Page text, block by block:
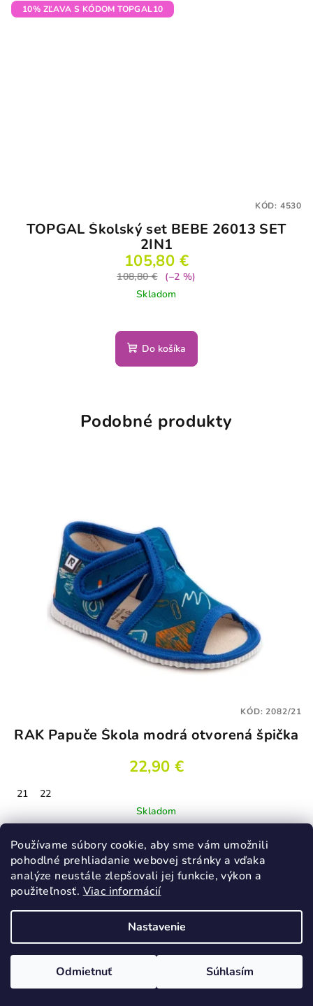
Používame súbory cookie, aby sme vám umožnili
pohodlné prehliadanie webovej stránky a vďaka
analýze neustále zlepšovali jej funkcie, výkon a
použiteľnosť. Viac informácií
Nastavenie
Odmietnuť Súhlasím
10% ZĽAVA S KÓDOM TOPGAL10
TOPGAL Školský set BEBE 26013 SET
2IN1
105,80 €
108,80 €
(–2 %)
Skladom
Do košíka
KÓD: 4530
Podobné produkty
RAK Papuče Škola modrá otvorená špička
22,90 €
21
22
Skladom
Detail
KÓD:2082/21